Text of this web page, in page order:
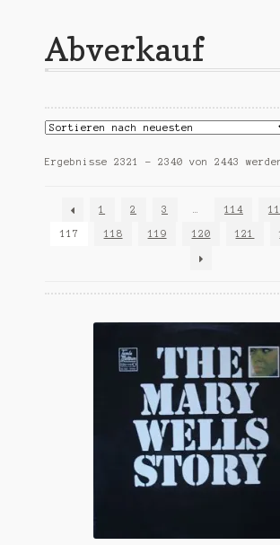
Warenkorb
Mein Konto
Abverkauf
Ergebnisse 2321 – 2340 von 2443
1
2 3 114
117 118 119 120 121